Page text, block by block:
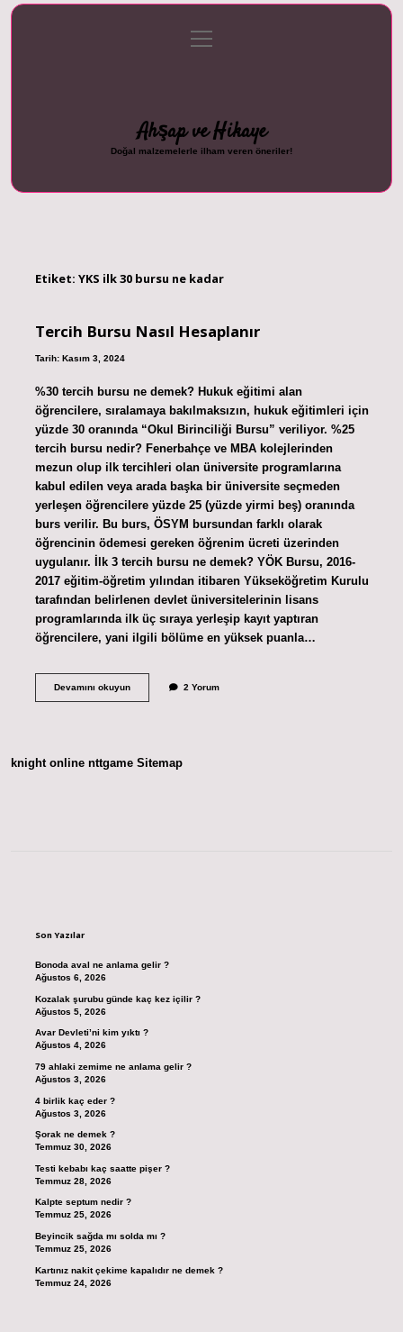
Gizlilik Politikası
menüyü
aç
Ahşap ve Hikaye
Doğal malzemelerle ilham veren öneriler!
Etiket: YKS ilk 30 bursu ne kadar
Tercih Bursu Nasıl Hesaplanır
Tarih: Kasım 3, 2024
%30 tercih bursu ne demek? Hukuk eğitimi alan
öğrencilere, sıralamaya bakılmaksızın, hukuk eğitimleri için
yüzde 30 oranında “Okul Birinciliği Bursu” veriliyor. %25
tercih bursu nedir? Fenerbahçe ve MBA kolejlerinden
mezun olup ilk tercihleri ​​olan üniversite programlarına
kabul edilen veya arada başka bir üniversite seçmeden
yerleşen öğrencilere yüzde 25 (yüzde yirmi beş) oranında
burs verilir. Bu burs, ÖSYM bursundan farklı olarak
öğrencinin ödemesi gereken öğrenim ücreti üzerinden
uygulanır. İlk 3 tercih bursu ne demek? YÖK Bursu, 2016-
2017 eğitim-öğretim yılından itibaren Yükseköğretim Kurulu
tarafından belirlenen devlet üniversitelerinin lisans
programlarında ilk üç sıraya yerleşip kayıt yaptıran
öğrencilere, yani ilgili bölüme en yüksek puanla…
Devamını okuyunTercih
2 Yorum
knight online nttgame Sitemap
Son Yazılar
Bonoda aval ne anlama gelir ?
Ağustos 6, 2026
Kozalak şurubu günde kaç kez içilir ?
Ağustos 5, 2026
Avar Devleti’ni kim yıktı ?
Ağustos 4, 2026
79 ahlaki zemime ne anlama gelir ?
Ağustos 3, 2026
4 birlik kaç eder ?
Ağustos 3, 2026
Şorak ne demek ?
Temmuz 30, 2026
Testi kebabı kaç saatte pişer ?
Temmuz 28, 2026
Kalpte septum nedir ?
Temmuz 25, 2026
Beyincik sağda mı solda mı ?
Temmuz 25, 2026
Kartınız nakit çekime kapalıdır ne demek ?
Temmuz 24, 2026